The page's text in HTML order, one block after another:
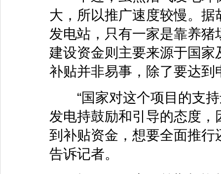
大，所以推广速度较慢。
发电站，只有一家是靠养
建设资金则主要来源于国
补贴并非易事，除了要达
“国家对这个项目的支持
发电持鼓励和引导的态度
到补贴资金，想要全面推行
告诉记者。